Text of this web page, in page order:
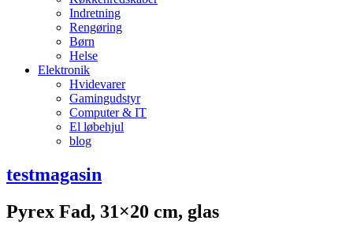
Indretning
Rengøring
Børn
Helse
Elektronik
Hvidevarer
Gamingudstyr
Computer & IT
El løbehjul
blog
testmagasin
Pyrex Fad, 31×20 cm, glas